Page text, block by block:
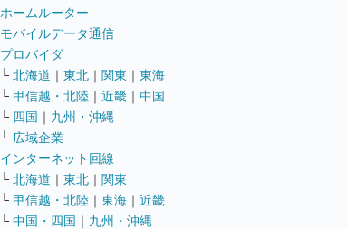
ホームルーター
モバイルデータ通信
プロバイダ
└ 北海道 ｜ 東北 ｜ 関東 ｜ 東海
└ 甲信越・北陸 ｜ 近畿 ｜ 中国
└ 四国 ｜ 九州・沖縄
└ 広域企業
インターネット回線
└ 北海道 ｜ 東北 ｜ 関東
└ 甲信越・北陸 ｜ 東海 ｜ 近畿
└ 中国・四国 ｜ 九州・沖縄